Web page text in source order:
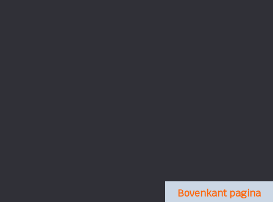
Bovenkant pagina